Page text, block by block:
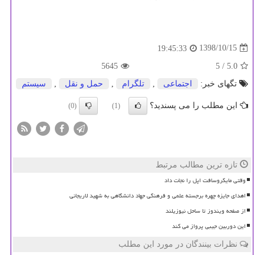
1398/10/15
19:45:33
5.0
/ 5
5645
تگهای خبر:
اجتماعی تلگرام حمل و نقل سیستم
این مطلب را می پسندید؟ (1)
(0)
تازه ترین مطالب مرتبط
وقتی مایکروسافت اپل را نجات داد
اهدای جایزه چهره برجسته علمی و فرهنگی جهاد دانشگاهی به شهید لاریجانی
از صفحه ویندوز تا ساحل نیوزیلند
این دوربین جیبی پرواز می کند
نظرات بینندگان در مورد این مطلب